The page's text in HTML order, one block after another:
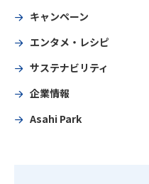
キャンペーン
エンタメ・レシピ
サステナビリティ
企業情報
Asahi Park